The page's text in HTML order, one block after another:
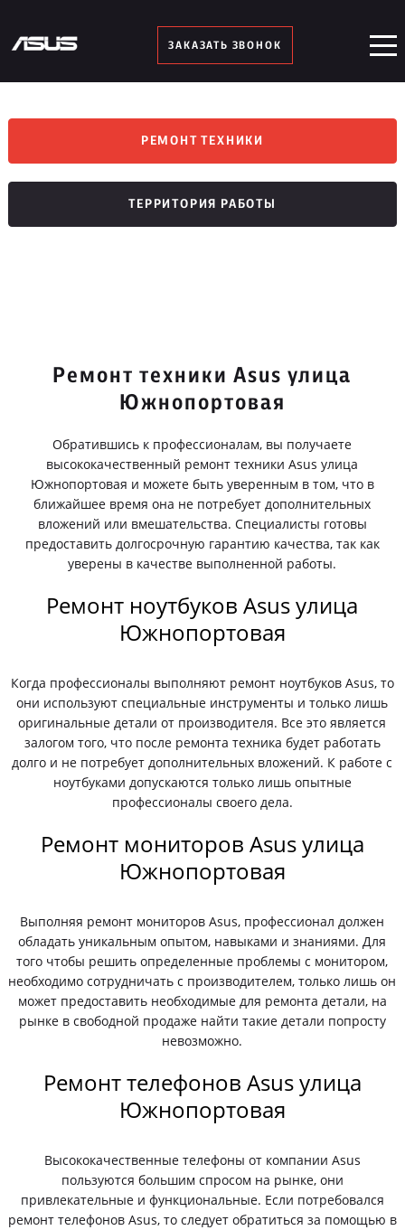
ЗАКАЗАТЬ ЗВОНОК
РЕМОНТ ТЕХНИКИ
ТЕРРИТОРИЯ РАБОТЫ
Ремонт техники Asus улица
Южнопортовая
Обратившись к профессионалам, вы получаете
высококачественный ремонт техники Asus улица
Южнопортовая и можете быть уверенным в том, что в
ближайшее время она не потребует дополнительных
вложений или вмешательства. Специалисты готовы
предоставить долгосрочную гарантию качества, так как
уверены в качестве выполненной работы.
Ремонт ноутбуков Asus улица
Южнопортовая
Когда профессионалы выполняют ремонт ноутбуков Asus, то
они используют специальные инструменты и только лишь
оригинальные детали от производителя. Все это является
залогом того, что после ремонта техника будет работать
долго и не потребует дополнительных вложений. К работе с
ноутбуками допускаются только лишь опытные
профессионалы своего дела.
Ремонт мониторов Asus улица
Южнопортовая
Выполняя ремонт мониторов Asus, профессионал должен
обладать уникальным опытом, навыками и знаниями. Для
того чтобы решить определенные проблемы с монитором,
необходимо сотрудничать с производителем, только лишь он
может предоставить необходимые для ремонта детали, на
рынке в свободной продаже найти такие детали попросту
невозможно.
Ремонт телефонов Asus улица
Южнопортовая
Высококачественные телефоны от компании Asus
пользуются большим спросом на рынке, они
привлекательные и функциональные. Если потребовался
ремонт телефонов Asus, то следует обратиться за помощью в